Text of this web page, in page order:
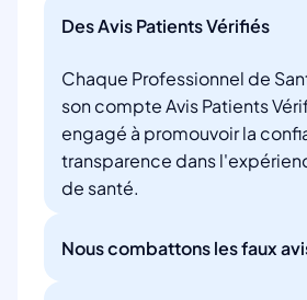
Des Avis Patients Vérifiés
Chaque Professionnel de
son compte Avis Patients
engagé à promouvoir la
transparence dans
de santé.
Nous combattons les faux